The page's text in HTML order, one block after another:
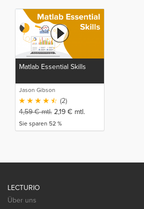
Matlab Essential Skills
Jason Gibson
(2)
4,59€mtl. 2,19 € mtl.
Sie sparen 52 %
LECTURIO
Über uns